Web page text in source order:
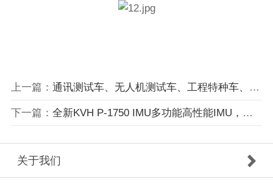
上一篇： 通讯测试车、无人机测试车、工程特种车、应急通讯等特种车辆改装
下一篇： 全新KVH P-1750 IMU多功能高性能IMU，具有突破性PIC技术，提高可靠性，并升级高性能加速计，提高自主和载人平台性能
关于我们